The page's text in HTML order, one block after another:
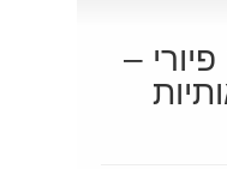
–